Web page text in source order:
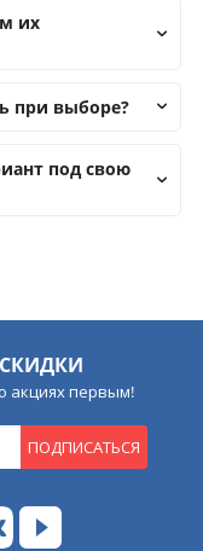
их
при выборе?
под свою
акциях первым!
ПОДПИСАТЬСЯ